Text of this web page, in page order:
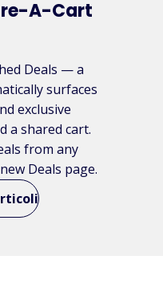
A-Cart
Deals — a
surfaces
exclusive
a shared cart.
from any
Deals page.